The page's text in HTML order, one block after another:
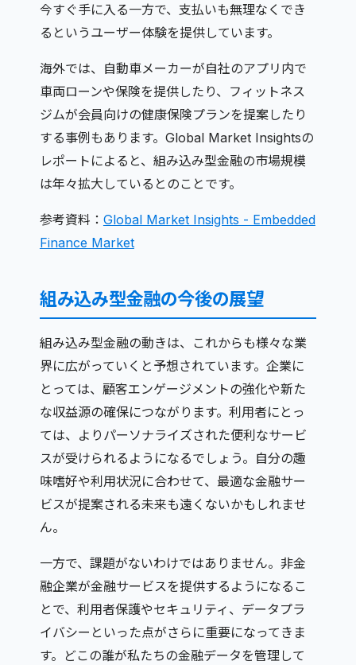
今すぐ手に入る一方で、支払いも無理なくでき
るというユーザー体験を提供しています。
海外では、自動車メーカーが自社のアプリ内で
車両ローンや保険を提供したり、フィットネス
ジムが会員向けの健康保険プランを提案したり
する事例もあります。Global Market Insightsの
レポートによると、組み込み型金融の市場規模
は年々拡大しているとのことです。
参考資料： Global Market Insights - Embedded
Finance Market
組み込み型金融の今後の展望
組み込み型金融の動きは、これからも様々な業
界に広がっていくと予想されています。企業に
とっては、顧客エンゲージメントの強化や新た
な収益源の確保につながります。利用者にとっ
ては、よりパーソナライズされた便利なサービ
スが受けられるようになるでしょう。自分の趣
味嗜好や利用状況に合わせて、最適な金融サー
ビスが提案される未来も遠くないかもしれませ
ん。
一方で、課題がないわけではありません。非金
融企業が金融サービスを提供するようになるこ
とで、利用者保護やセキュリティ、データプラ
イバシーといった点がさらに重要になってきま
す。どこの誰が私たちの金融データを管理して